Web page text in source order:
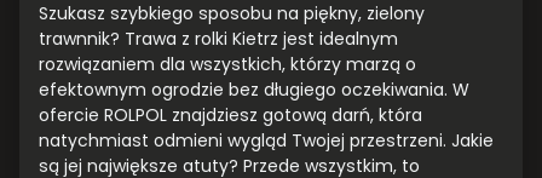
Szukasz szybkiego sposobu na piękny, zielony
trawnnik? Trawa z rolki Kietrz jest idealnym
rozwiązaniem dla wszystkich, którzy marzą o
efektownym ogrodzie bez długiego oczekiwania. W
ofercie ROLPOL znajdziesz gotową darń, która
natychmiast odmieni wygląd Twojej przestrzeni. Jakie
są jej największe atuty? Przede wszystkim, to